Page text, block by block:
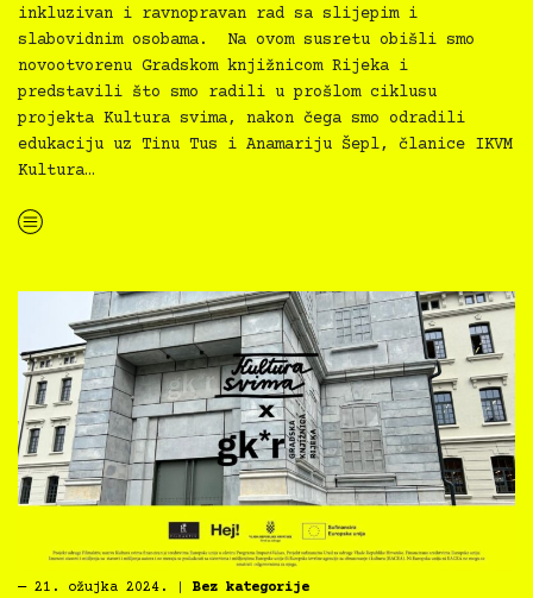
inkluzivan i ravnopravan rad sa slijepim i
slabovidnim osobama. Na ovom susretu obišli smo
novootvorenu Gradskom knjižnicom Rijeka i
predstavili što smo radili u prošlom ciklusu
projekta Kultura svima, nakon čega smo odradili
edukaciju uz Tinu Tus i Anamariju Šepl, članice IKVM
Kultura…
“Kultura svima — edukacije i ćakule, GKR, 4.4.2024.”
― 21. ožujka 2024. Bez kategorije